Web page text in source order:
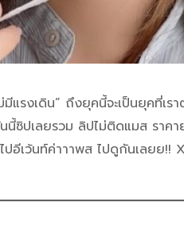
แรงเดิน” ถึงยุคนี้จะเป็นยุคที่เร
นนี้ซิปเลยรวม ลิปไม่ติดแมส ราค
ปอีเว้นท์ค่าาาพส ไปดูกันเลยย!!